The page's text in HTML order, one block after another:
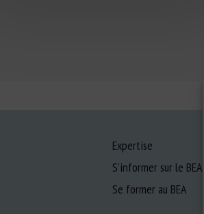
Expertise
S’informer sur le BEA
Se former au BEA